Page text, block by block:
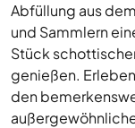
Abfüllung aus
und Sammlern
Stück
genießen.
den